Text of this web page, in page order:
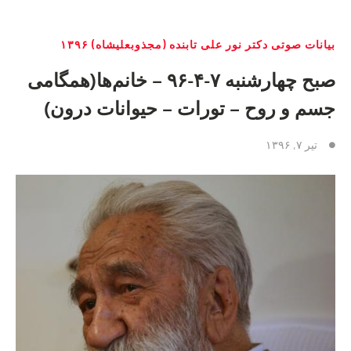
بیانات صوتی دکتر نور علی تابنده (مجذوبعلیشاه) ۱۳۹۶
صبح چهارشنبه ٧-۴-٩۶ – خانم‌ها(همگامی
جسم و روح – تورات – حیوانات درون)
تیر ۷, ۱۳۹۶